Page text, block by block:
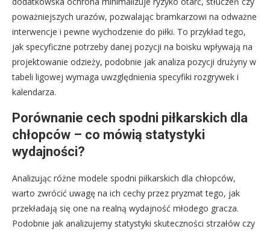
poważniejszych urazów, pozwalając bramkarzowi na odważne
interwencje i pewne wychodzenie do piłki. To przykład tego,
jak specyficzne potrzeby danej pozycji na boisku wpływają na
projektowanie odzieży, podobnie jak analiza pozycji drużyny w
tabeli ligowej wymaga uwzględnienia specyfiki rozgrywek i
kalendarza.
Porównanie cech spodni piłkarskich dla
chłopców – co mówią statystyki
wydajności?
Analizując różne modele spodni piłkarskich dla chłopców,
warto zwrócić uwagę na ich cechy przez pryzmat tego, jak
przekładają się one na realną wydajność młodego gracza.
Podobnie jak analizujemy statystyki skuteczności strzałów czy